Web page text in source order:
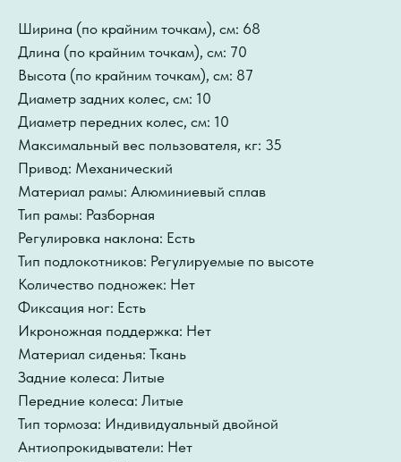
Ширина (по крайним точкам), см: 68
Длина (по крайним точкам), см: 70
Высота (по крайним точкам), см: 87
Диаметр задних колес, см: 10
Диаметр передних колес, см: 10
Максимальный вес пользователя, кг: 35
Привод: Механический
Материал рамы: Алюминиевый сплав
Тип рамы: Разборная
Регулировка наклона: Есть
Тип подлокотников: Регулируемые по высоте
Количество подножек: Нет
Фиксация ног: Есть
Икроножная поддержка: Нет
Материал сиденья: Ткань
Задние колеса: Литые
Передние колеса: Литые
Тип тормоза: Индивидуальный двойной
Антиопрокидыватели: Нет